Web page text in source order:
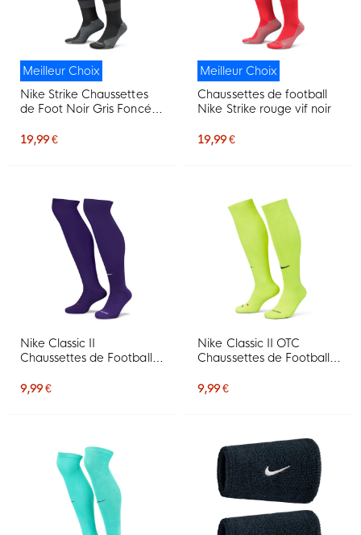
Meilleur Choix
Nike Strike Chaussettes
de Foot Noir Gris Foncé
19,99 €
Meilleur Choix
Chaussettes de football
Nike Strike rouge vif noir
19,99 €
Nike Classic II
Chaussettes de Football
9,99 €
Nike Classic II OTC
Chaussettes de Football
9,99 €